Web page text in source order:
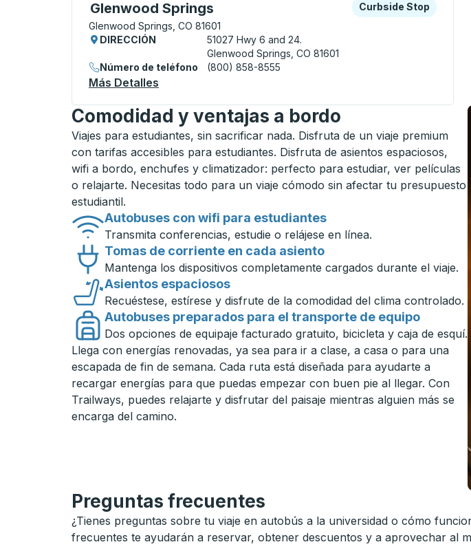
Glenwood Springs
Curbside Stop, utilice las teclas de flecha o la tecla tabulador para
Glenwood Springs, CO 81601
Curbside Stop
Curbside Stop
DIRECCIÓN
51027 Hwy 6 and 24.
Glenwood Springs, CO 81601
Número de teléfono
(800) 858-8555
Más Detalles
Comodidad y ventajas a bordo
Viajes para estudiantes, sin sacrificar nada. Disfruta de un viaje premium
con tarifas accesibles para estudiantes. Disfruta de asientos espaciosos,
wifi a bordo, enchufes y climatizador: perfecto para estudiar, ver películas
o relajarte. Necesitas todo para un viaje cómodo sin afectar tu presupuesto
estudiantil.
Autobuses con wifi para estudiantes
Transmita conferencias, estudie o relájese en línea.
Tomas de corriente en cada asiento
Mantenga los dispositivos completamente cargados durante el viaje.
Asientos espaciosos
Recuéstese, estírese y disfrute de la comodidad del clima controlado.
Autobuses preparados para el transporte de equipo
Dos opciones de equipaje facturado gratuito, bicicleta y caja de esquí.
Llega con energías renovadas, ya sea para ir a clase, a casa o para una
escapada de fin de semana. Cada ruta está diseñada para ayudarte a
recargar energías para que puedas empezar con buen pie al llegar. Con
Trailways, puedes relajarte y disfrutar del paisaje mientras alguien más se
encarga del camino.
Preguntas frecuentes
¿Tienes preguntas sobre tu viaje en autobús a la universidad o cómo
frecuentes te ayudarán a reservar, obtener descuentos y a aprovechar al